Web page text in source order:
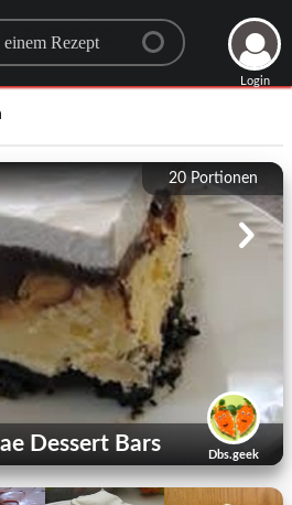
a recipe
Login
20 Portionen
Dbs.geek
Dessert Bars